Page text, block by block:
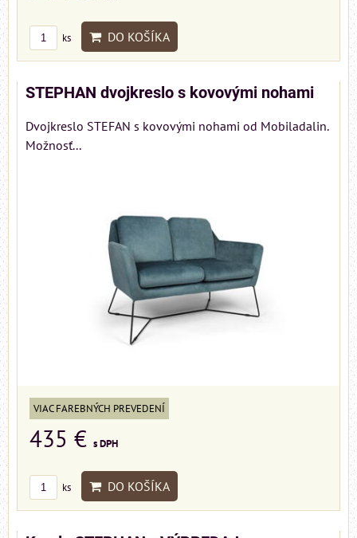
ks DO KOŠÍKA
STEPHAN dvojkreslo s kovovými nohami
Dvojkreslo STEFAN s kovovými nohami od Mobiladalin.
Možnosť...
VIAC FAREBNÝCH PREVEDENÍ
435 € s DPH
ks DO KOŠÍKA